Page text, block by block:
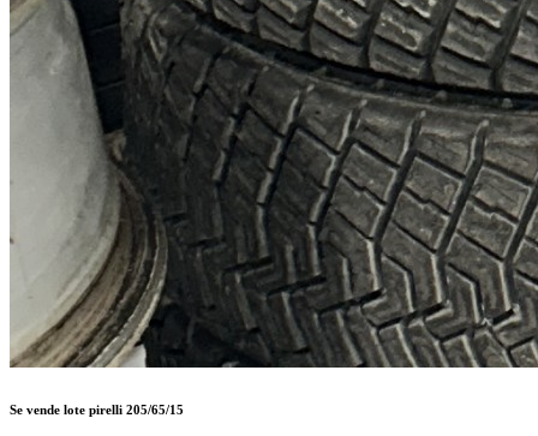
Se vende lote pirelli 205/65/15